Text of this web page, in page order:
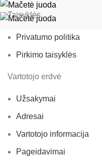
Taisyklės
Privatumo politika
Pirkimo taisyklės
Vartotojo erdvė
Užsakymai
Adresai
Vartotojo informacija
Pageidavimai